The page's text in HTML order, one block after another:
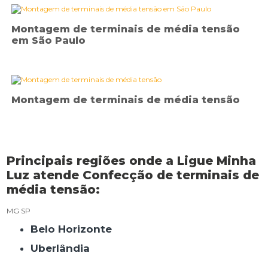
Montagem de terminais de média tensão
em São Paulo
Montagem de terminais de média tensão
Principais regiões onde a Ligue Minha
Luz atende Confecção de terminais de
média tensão:
MG SP
Belo Horizonte
Uberlândia